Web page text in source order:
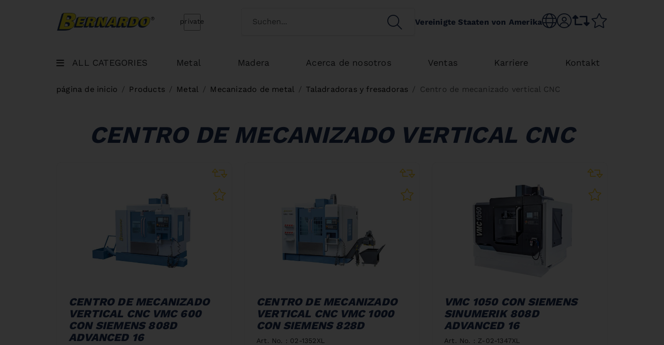
Bernardo Home Switch customertype
private SEARCHVereinigte Staaten von Amerika Choose language
sr.accountcomparison list
ALL CATEGORIES Metal Madera Acerca de nosotros Ventas Karriere Kontakt
página de inicio Products Metal Mecanizado de metal Taladradoras y fresadoras Centro de mecanizado vertical CNC
CENTRO DE MECANIZADO VERTICAL CNC
CENTRO DE MECANIZADO
VERTICAL CNC VMC 600
CON SIEMENS 808D
ADVANCED 16
CENTRO DE MECANIZADO
VERTICAL CNC VMC 1000
CON SIEMENS 828D
Art. No. : 02-1352XL
VMC 1050 CON SIEMENS
SINUMERIK 808D
ADVANCED 16
Art. No. : Z-02-1347XL